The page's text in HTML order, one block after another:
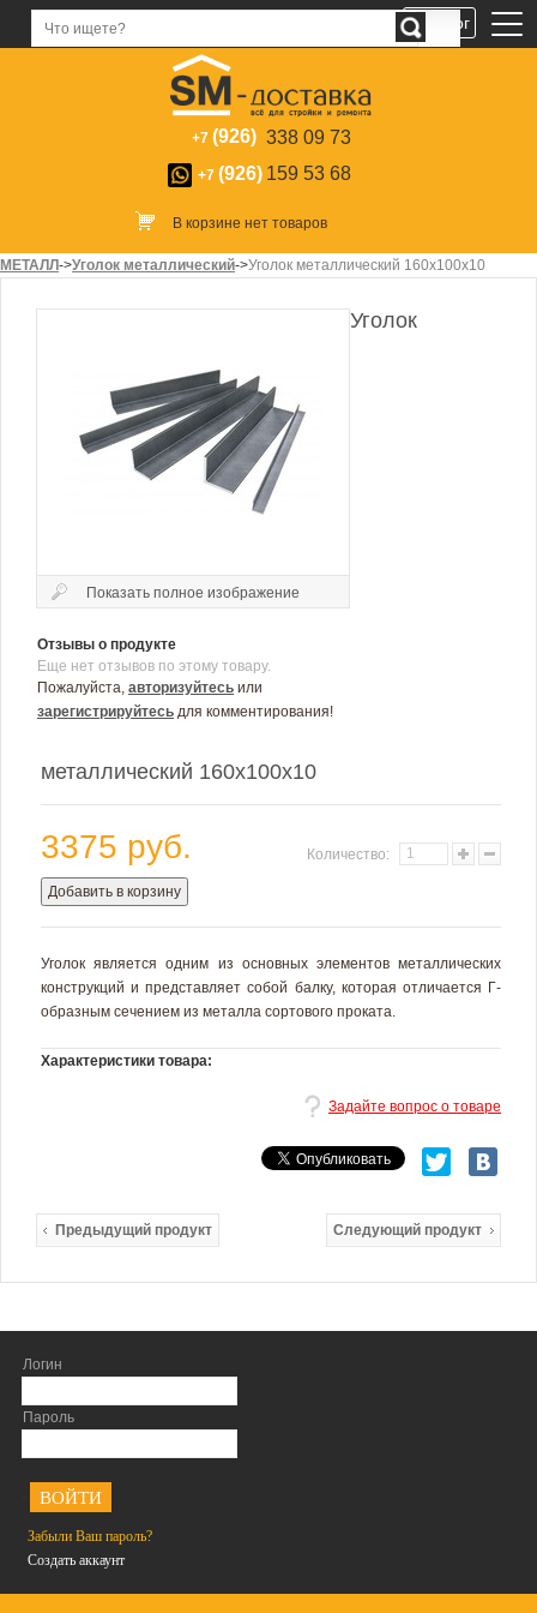
+7 (926) 338 09 73
+7 (926) 159 53 68
В корзине нет товаров
Логин
Пароль
Забыли Ваш пароль?
Создать аккаунт
МЕТАЛЛ->Уголок металлический->Уголок металлический 160х100х10
Показать полное изображение
Отзывы о продукте
Еще нет отзывов по этому товару.
Пожалуйста, авторизуйтесь или
зарегистрируйтесь для комментирования!
Уголок
металлический 160х100х10
3375 руб. Количество:
Добавить в корзину
Уголок является одним из основных элементов металлических
конструкций и представляет собой балку, которая отличается Г-
образным сечением из металла сортового проката.
Характеристики товара:
Задайте вопрос о товаре
Предыдущий продукт Следующий продукт
Каталог